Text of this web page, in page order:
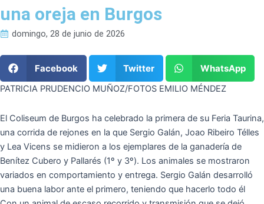
una oreja en Burgos
domingo, 28 de junio de 2026
Facebook Twitter WhatsApp
PATRICIA PRUDENCIO MUÑOZ/FOTOS EMILIO MÉNDEZ
El Coliseum de Burgos ha celebrado la primera de su Feria Taurina,
una corrida de rejones en la que Sergio Galán, Joao Ribeiro Télles
y Lea Vicens se midieron a los ejemplares de la ganadería de
Benítez Cubero y Pallarés (1º y 3º). Los animales se mostraron
variados en comportamiento y entrega. Sergio Galán desarrolló
una buena labor ante el primero, teniendo que hacerlo todo él